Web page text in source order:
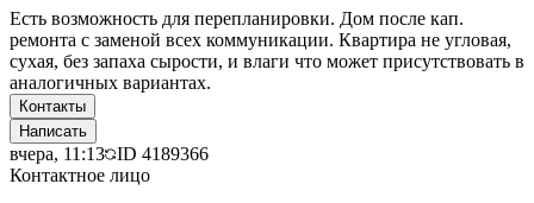
Есть возможность для перепланировки. Дом после кап.
ремонта с заменой всех коммуникации. Квартира не угловая,
сухая, без запаха сырости, и влаги что может присутствовать в
аналогичных вариантах.
Контакты
Написать
вчера, 11:13 ID 4189366
Контактное лицо